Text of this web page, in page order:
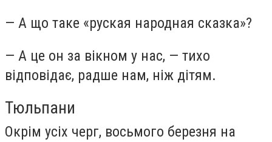
— А що таке «руская народная сказка»?
— А це он за вікном у нас, — тихо
відповідає, радше нам, ніж дітям.
Тюльпани
Окрім усіх черг, восьмого березня на